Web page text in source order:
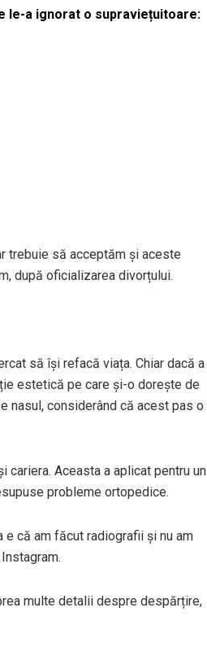
le-a ignorat o supraviețuitoare:
trebuie să acceptăm și aceste
după oficializarea divorțului.
să își refacă viața. Chiar dacă a
estetică pe care și-o dorește de
nasul, considerând că acest pas o
Aceasta a aplicat pentru un
probleme ortopedice.
că am făcut radiografii și nu am
multe detalii despre despărțire,